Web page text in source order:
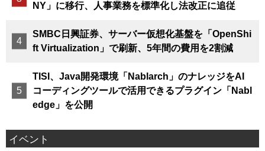
NY」に移行、人事業務を標準化し法改正に追従
SMBC日興証券、サーバー仮想化基盤を「OpenShi
ft Virtualization」で刷新、5年間の費用を2割減
TISI、Java開発環境「Nablarch」のナレッジをAI
コーディングツールで活用できるプラグイン「Nabl
edge」を公開
イベント